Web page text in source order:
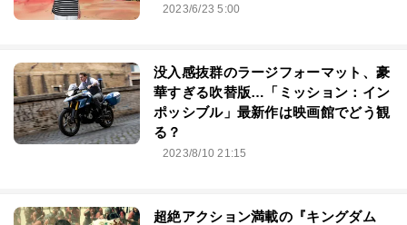
2023/6/23 5:00
没入感抜群のラージフォーマット、豪
華すぎる吹替版…「ミッション：イン
ポッシブル」最新作は映画館でどう観
る？
2023/8/10 21:15
超絶アクション満載の『キングダム